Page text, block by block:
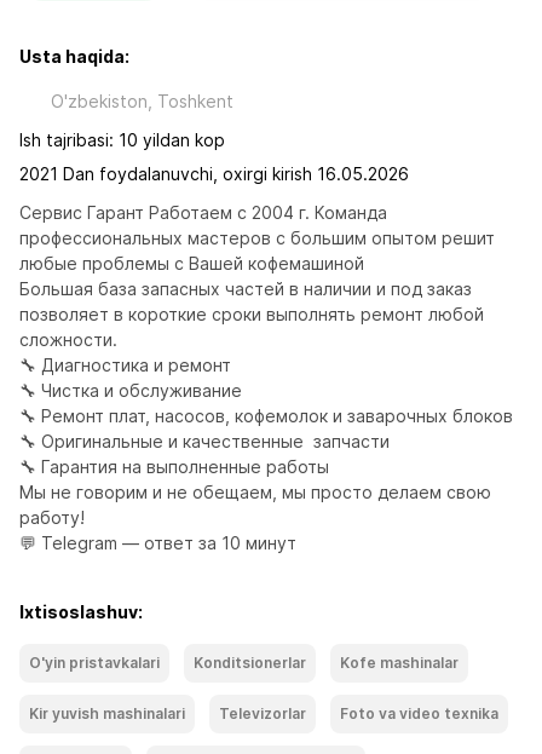
Usta haqida:
O'zbekiston, Toshkent
Ish tajribasi: 10 yildan kop
2021 Dan foydalanuvchi, oxirgi kirish 16.05.2026
Сервис Гарант Работаем с 2004 г. Команда
профессиональных мастеров с большим опытом решит
любые проблемы с Вашей кофемашиной
Большая база запасных частей в наличии и под заказ
позволяет в короткие сроки выполнять ремонт любой
сложности.
🔧 Диагностика и ремонт
🔧 Чистка и обслуживание
🔧 Ремонт плат, насосов, кофемолок и заварочных блоков
🔧 Оригинальные и качественные  запчасти
🔧 Гарантия на выполненные работы
Мы не говорим и не обещаем, мы просто делаем свою
работу!
💬 Telegram — ответ за 10 минут
Ixtisoslashuv:
O'yin pristavkalari Konditsionerlar Kofe mashinalar
Kir yuvish mashinalari Televizorlar Foto va video texnika